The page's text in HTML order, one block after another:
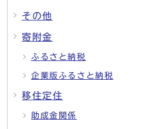
その他
寄附金
ふるさと納税
企業版ふるさと納税
移住定住
助成金関係